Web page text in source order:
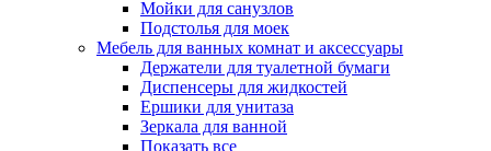
Мойки для санузлов
Подстолья для моек
Мебель для ванных комнат и аксессуары
Держатели для туалетной бумаги
Диспенсеры для жидкостей
Ершики для унитаза
Зеркала для ванной
Показать все